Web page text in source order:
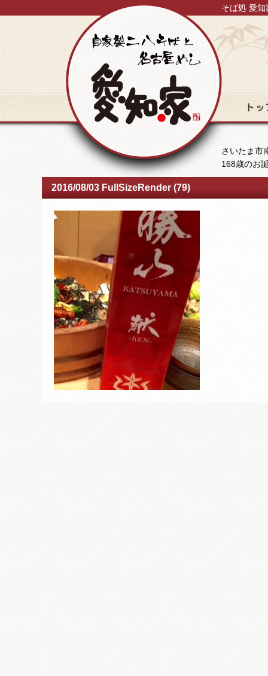
そば処 愛
さいたま市
168歳のお
2016/08/03 FullSizeRender (79)